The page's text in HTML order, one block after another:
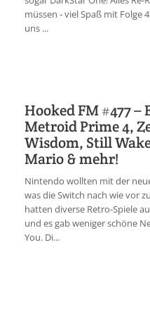
müssen - viel Spaß mit Folge
uns ...
Hooked FM #477 –
Metroid Prime 4,
Wisdom, Still
Mario & mehr!
Nintendo wollten mit der
was die Switch nach wie vor
hatten diverse Retro-Spiele
und es gab weniger schöne
You. Di...